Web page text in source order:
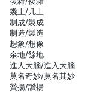
幾上/几上
制成/製成
制造/製造
想象/想像
余地/餘地
進人大腦/進入大腦
莫名奇妙/莫名其妙
贊揚/讚揚